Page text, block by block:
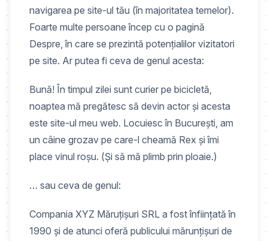
navigarea pe site-ul tău (în majoritatea temelor).
Foarte multe persoane încep cu o pagină
Despre, în care se prezintă potențialilor vizitatori
pe site. Ar putea fi ceva de genul acesta:
Bună! În timpul zilei sunt curier pe bicicletă,
noaptea mă pregătesc să devin actor și acesta
este site-ul meu web. Locuiesc în București, am
un câine grozav pe care-l cheamă Rex și îmi
place vinul roșu. (Și să mă plimb prin ploaie.)
… sau ceva de genul:
Compania XYZ Măruțișuri SRL a fost înființată în
1990 și de atunci oferă publicului mărunțișuri de